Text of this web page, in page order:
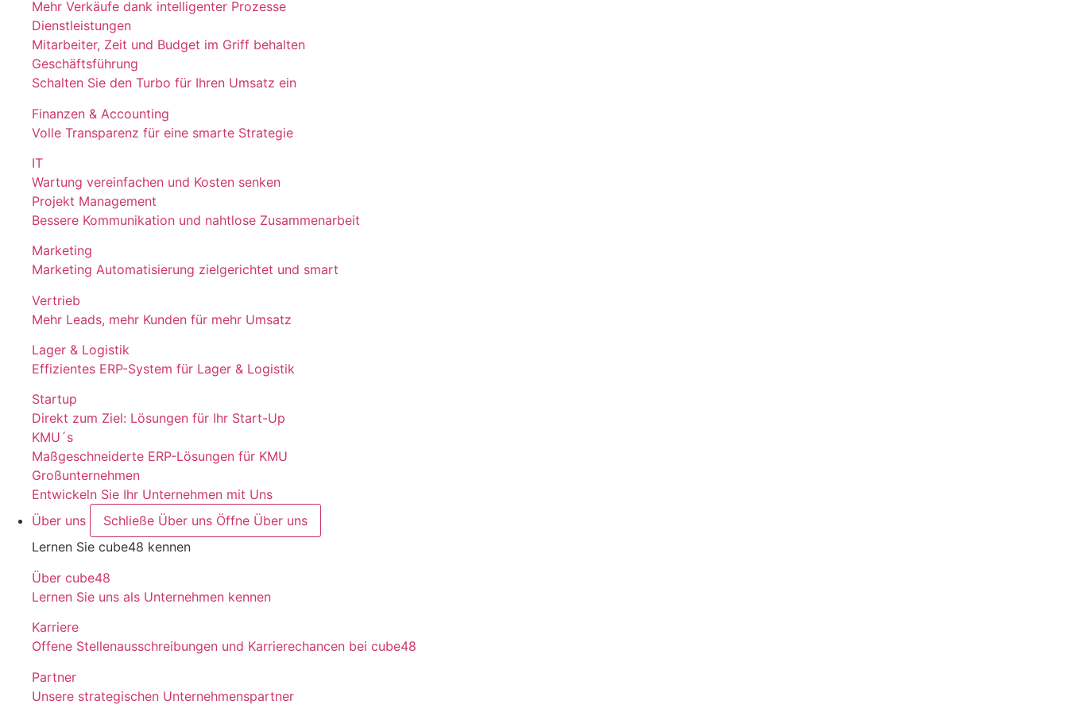
Mehr Verkäufe dank intelligenter Prozesse
Dienstleistungen
Mitarbeiter, Zeit und Budget im Griff behalten
Geschäftsführung
Schalten Sie den Turbo für Ihren Umsatz ein
Finanzen & Accounting
Volle Transparenz für eine smarte Strategie
IT
Wartung vereinfachen und Kosten senken
Projekt Management
Bessere Kommunikation und nahtlose Zusammenarbeit
Marketing
Marketing Automatisierung zielgerichtet und smart
Vertrieb
Mehr Leads, mehr Kunden für mehr Umsatz
Lager & Logistik
Effizientes ERP-System für Lager & Logistik
Startup
Direkt zum Ziel: Lösungen für Ihr Start-Up
KMU´s
Maßgeschneiderte ERP-Lösungen für KMU
Großunternehmen
Entwickeln Sie Ihr Unternehmen mit Uns
Über uns
Schließe Über uns Öffne Über uns
Lernen Sie cube48 kennen
Über cube48
Lernen Sie uns als Unternehmen kennen
Karriere
Offene Stellenausschreibungen und Karrierechancen bei cube48
Partner
Unsere strategischen Unternehmenspartner